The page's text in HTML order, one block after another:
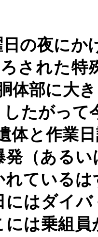
の夜にか
された特
体部に大
たがって
体と作業
発（ある
れている
にはダイ
には乗組